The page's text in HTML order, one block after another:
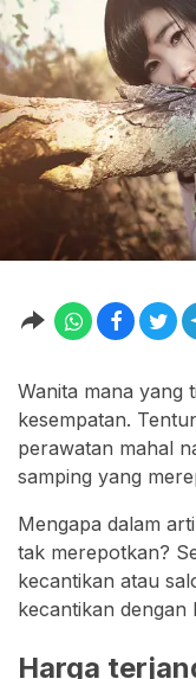
Wanita mana yang
kesempatan.
perawatan mahal
samping yang
Mengapa dalam
tak merepotkan?
kecantikan atau
kecantikan dengan
Harga